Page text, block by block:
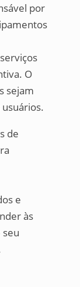
por
O
sejam
de
e
às
seu